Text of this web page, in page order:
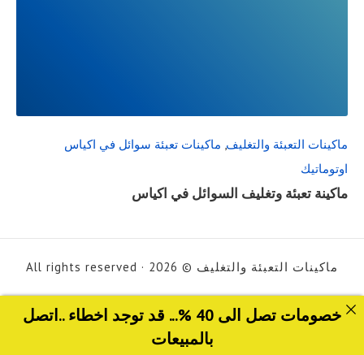
ماكينات التعبئة والتغليف ماكينات تعبئة سوائل في اكياس
اوتوماتيك
ماكينة تعبئة وتغليف السوائل في اكياس
ماكينات التعبئة والتغليف © 2026 · All rights reserved
خصومات تصل الى 40 %... قد توجد اخطاء ..اتصل
بالمبيعات